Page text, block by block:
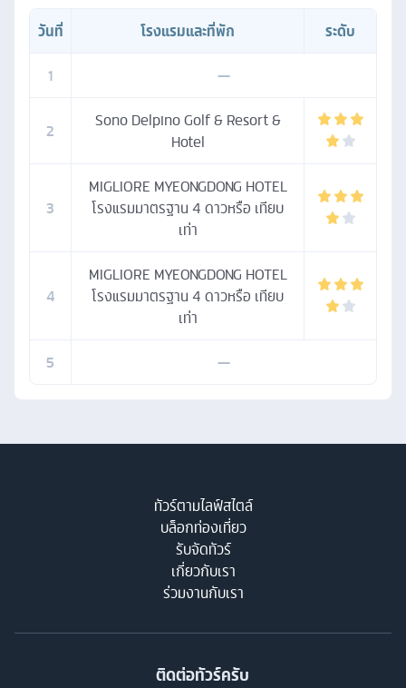
วันที่ โรงแรมและที่พัก
ระดับ
1
—
2
Sono Delpino Golf & Resort &
Hotel
3
MIGLIORE MYEONGDONG HOTEL
โรงแรมมาตรฐาน 4 ดาวหรือ เทียบ
เท่า
4
MIGLIORE MYEONGDONG HOTEL
โรงแรมมาตรฐาน 4 ดาวหรือ เทียบ
เท่า
5
—
ทัวร์ตามไลฟ์สไตล์
บล็อกท่องเที่ยว
รับจัดทัวร์
เกี่ยวกับเรา
ร่วมงานกับเรา
ติดต่อทัวร์ครับ